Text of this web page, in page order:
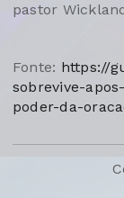
pastor
Fonte: https://
sobrevive-
poder-da-